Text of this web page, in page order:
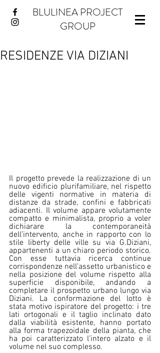
BLULINEA PROJECT
GROUP
RESIDENZE VIA DIZIANI
Il progetto prevede la realizzazione di un
nuovo edificio plurifamiliare, nel rispetto
delle vigenti normative in materia di
distanze da strade, confini e fabbricati
adiacenti. Il volume appare volutamente
compatto e minimalista, proprio a voler
dichiarare la contemporaneità
dell’intervento, anche in rapporto con lo
stile liberty delle ville su via G.Diziani,
appartenenti a un chiaro periodo storico.
Con esse tuttavia ricerca continue
corrispondenze nell’assetto urbanistico e
nella posizione del volume rispetto alla
superficie disponibile, andando a
completare il prospetto urbano lungo via
Diziani. La conformazione del lotto è
stata motivo ispiratore del progetto: i tre
lati ortogonali e il taglio inclinato dato
dalla viabilità esistente, hanno portato
alla forma trapezoidale della pianta, che
ha poi caratterizzato l’intero alzato e il
volume nel suo complesso.